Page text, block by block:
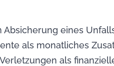
eines
als monatliches
als